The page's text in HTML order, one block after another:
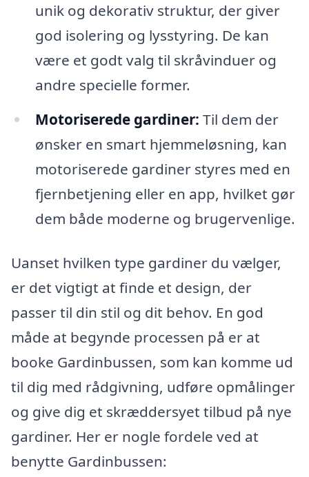
unik og dekorativ struktur, der giver
god isolering og lysstyring. De kan
være et godt valg til skråvinduer og
andre specielle former.
Motoriserede gardiner: Til dem der
ønsker en smart hjemmeløsning, kan
motoriserede gardiner styres med en
fjernbetjening eller en app, hvilket gør
dem både moderne og brugervenlige.
Uanset hvilken type gardiner du vælger,
er det vigtigt at finde et design, der
passer til din stil og dit behov. En god
måde at begynde processen på er at
booke Gardinbussen, som kan komme ud
til dig med rådgivning, udføre opmålinger
og give dig et skræddersyet tilbud på nye
gardiner. Her er nogle fordele ved at
benytte Gardinbussen: